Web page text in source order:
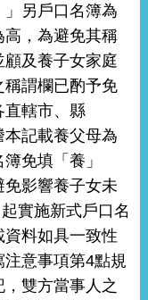
」另戶口名簿為
，為避免其稱
及養子女家庭
稱謂欄已酌予免
直轄市、縣
本記載養父母為
免填「養」
影響養子女未
實施新式戶口名
料如具一致性
意事項第4點規
雙方當事人之